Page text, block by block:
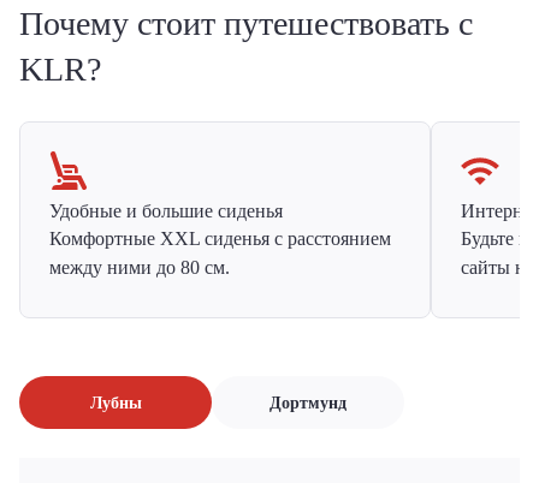
Почему стоит путешествовать с
KLR?
Удобные и большие сиденья
Комфортные XXL сиденья с расстоянием
между ними до 80 см.
Будьте
сайты на
Лубны Дортмунд